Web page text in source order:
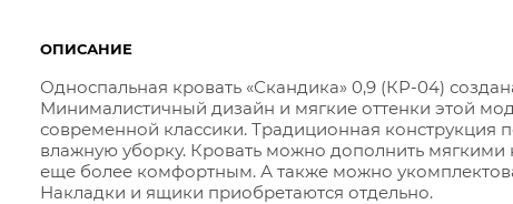
ОПИСАНИЕ
Односпальная кровать «Скандика» 0,9 (КР-04)
Минималистичный дизайн и мягкие оттенки этой
современной классики. Традиционная конструкция
влажную уборку. Кровать можно дополнить мягкими
еще более комфортным. А также можно
Накладки и ящики приобретаются отдельно.